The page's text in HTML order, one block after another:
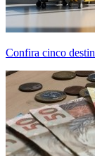
Confira cinco